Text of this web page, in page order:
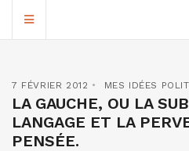
7 FÉVRIER 2012 MES IDÉES
LA GAUCHE, OU LA
LANGAGE ET LA
PENSÉE.